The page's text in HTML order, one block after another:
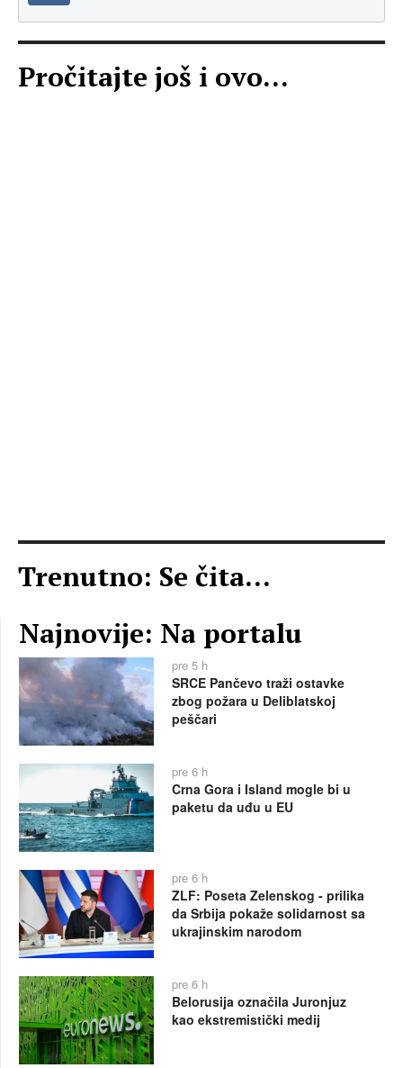
Pročitajte još i ovo...
Trenutno: Se čita...
Najnovije: Na portalu
pre 5 h
SRCE Pančevo traži ostavke
zbog požara u Deliblatskoj
peščari
pre 6 h
Crna Gora i Island mogle bi u
paketu da uđu u EU
pre 6 h
ZLF: Poseta Zelenskog - prilika
da Srbija pokaže solidarnost sa
ukrajinskim narodom
pre 6 h
Belorusija označila Juronjuz
kao ekstremistički medij